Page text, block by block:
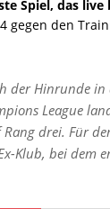
Spiel, das
gegen den
der Hinrunde
League
drei. Für
Klub, bei dem